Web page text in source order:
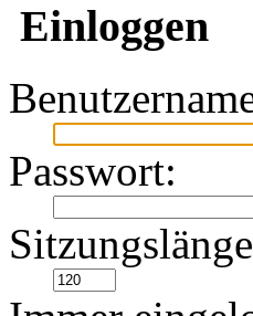
Einloggen
Passwort: